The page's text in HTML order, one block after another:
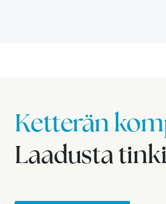
Ketterän
Laadusta